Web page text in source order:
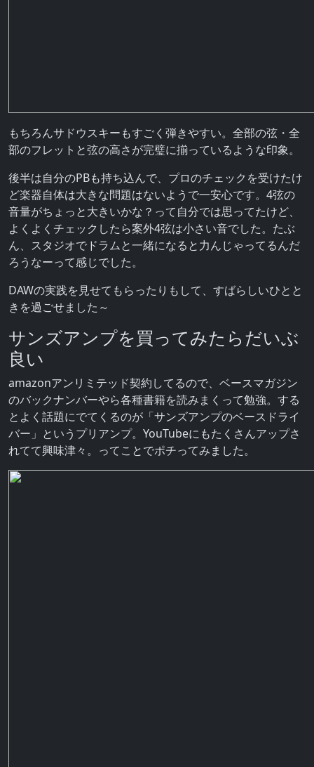
もちろんサドウスキーもすごく弾きやすい。全部の弦・全
部のフレットと弦の高さが完璧に揃っているような印象。
後半は自分のPBも持ち込んで、プロのチェックを受けたけ
ど楽器自体は大きな問題はないようで一安心です。4弦の
音量がちょっと大きいかな？って自分では思ってたけど、
よくよくチェックしたら案外4弦は小さい音でした。たぶ
ん、スタジオでドラムと一緒になると力んじゃってるんだ
ろうなーって感じでした。
DAWの実践を見せてもらったりもして、すばらしいひとと
きを過ごせました～
サンズアンプを買ってみたらだいぶ
良い
amazonアンリミテッド契約してるので、ベースマガジン
のバックナンバーやら各種書籍を読みまくって勉強。する
とよく話題にでてくるのが「サンズアンプのベースドライ
バー」というプリアンプ。YouTubeにもたくさんアップさ
れてて興味津々。ってことでポチってみました。